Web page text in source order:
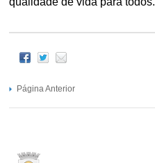
Página Anterior